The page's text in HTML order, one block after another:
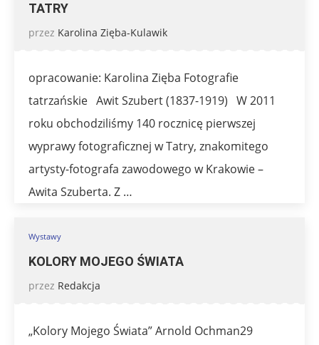
TATRY
przez Karolina Zięba-Kulawik
opracowanie: Karolina Zięba Fotografie
tatrzańskie Awit Szubert (1837-1919) W 2011
roku obchodziliśmy 140 rocznicę pierwszej
wyprawy fotograficznej w Tatry, znakomitego
artysty-fotografa zawodowego w Krakowie –
Awita Szuberta. Z …
Wystawy
KOLORY MOJEGO ŚWIATA
przez Redakcja
„Kolory Mojego Świata” Arnold Ochman29